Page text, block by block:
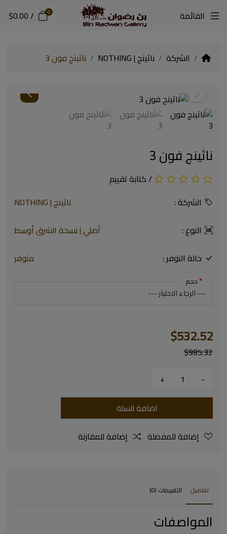
القائمة 0
/
$0.00
الشركة ناثينج | NOTHING ناثينج فون 3
ناثينج فون 3
/كتابة تقييم
الشركة :
ناثينج | NOTHING
النوع :
أصلي | نسخة الشرق أوسط
حالة التوفر :
متوفر
حجم
$532.52
$985.32
اضافة للسلة
إضافة للمفضلة
إضافة للمقارنة
تفاصيل التقييمات (0)
المواصفات